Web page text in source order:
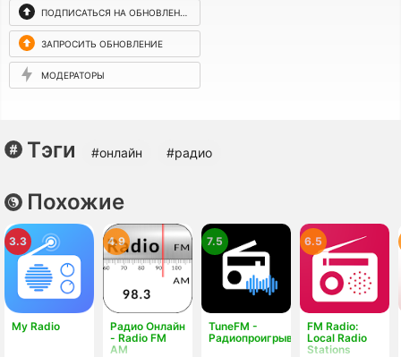
ПОДПИСАТЬСЯ НА ОБНОВЛЕНИЯ
ЗАПРОСИТЬ ОБНОВЛЕНИЕ
МОДЕРАТОРЫ
Тэги #онлайн #радио
Похожие
My Radio
3.3
Радио Онлайн
- Radio FM
AM
4.9
TuneFM -
Радиопроигрыватель
7.5
FM Radio:
Local Radio
Stations
6.5